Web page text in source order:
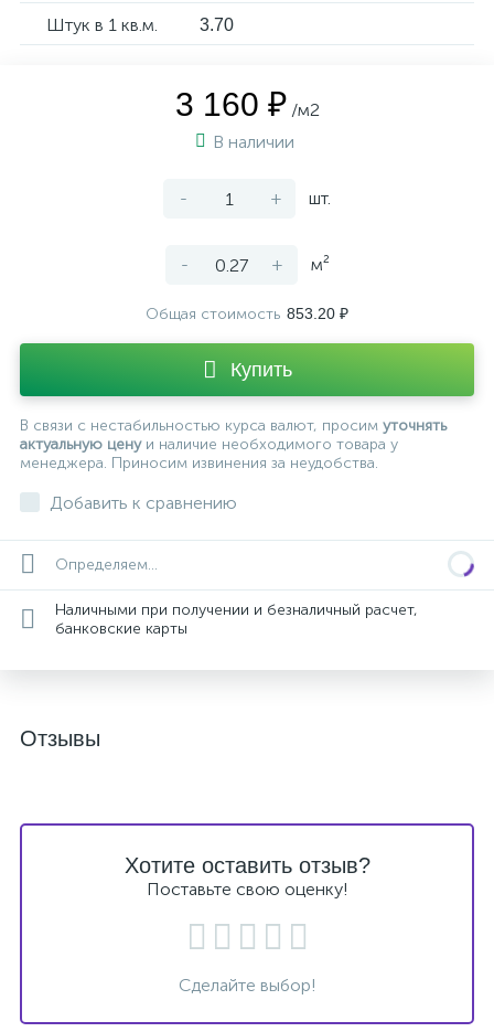
Штук в 1 кв.м. 3.70
3 160 ₽ /м2
В наличии
- + шт.
- + м²
Общая стоимость 853.20 ₽
Купить
В связи с нестабильностью курса валют, просим уточнять
актуальную ценуи наличие необходимого товара у
менеджера. Приносим извинения за неудобства.
Добавить к сравнению
Определяем...
Наличными при получении и безналичный расчет,
банковские карты
Отзывы
Хотите оставить отзыв?
Поставьте свою оценку!
Сделайте выбор!